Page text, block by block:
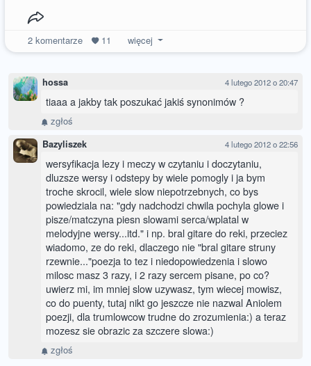
2komentarze 11 więcej
hossa 4 lutego 2012 o 20:47
tiaaa a jakby tak poszukać jakiś synonimów ?
zgłoś
Bazyliszek 4 lutego 2012 o 22:56
wersyfikacja lezy i meczy w czytaniu i doczytaniu,
dluzsze wersy i odstepy by wiele pomogly i ja bym
troche skrocil, wiele slow niepotrzebnych, co bys
powiedziala na: "gdy nadchodzi chwila pochyla glowe i
pisze/matczyna piesn slowami serca/wplatal w
melodyjne wersy...itd." i np. bral gitare do reki, przeciez
wiadomo, ze do reki, dlaczego nie "bral gitare struny
rzewnie..."poezja to tez i niedopowiedzenia i slowo
milosc masz 3 razy, i 2 razy sercem pisane, po co?
uwierz mi, im mniej slow uzywasz, tym wiecej mowisz,
co do puenty, tutaj nikt go jeszcze nie nazwal Aniolem
poezji, dla trumlowcow trudne do zrozumienia:) a teraz
mozesz sie obrazic za szczere slowa:)
zgłoś